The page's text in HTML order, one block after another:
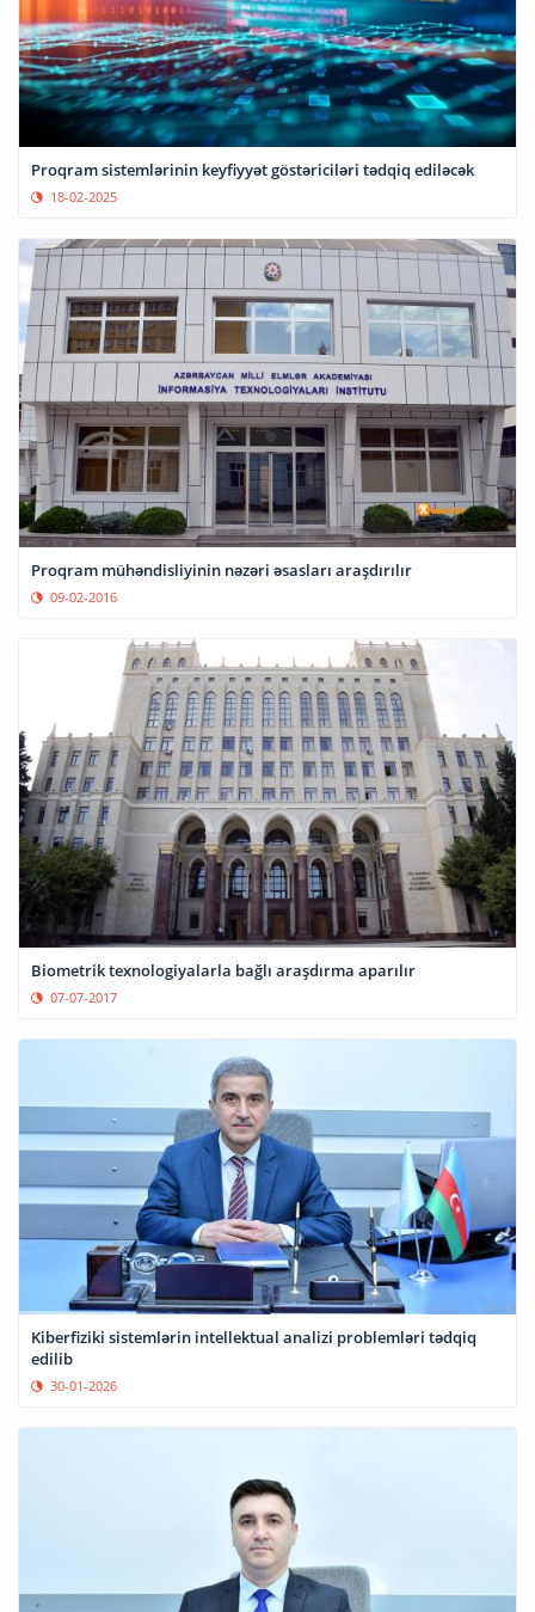
Proqram sistemlərinin keyfiyyət göstəriciləri tədqiq ediləcək
18-02-2025
Proqram mühəndisliyinin nəzəri əsasları araşdırılır
09-02-2016
Biometrik texnologiyalarla bağlı araşdırma aparılır
07-07-2017
Kiberfiziki sistemlərin intellektual analizi problemləri tədqiq
edilib
30-01-2026